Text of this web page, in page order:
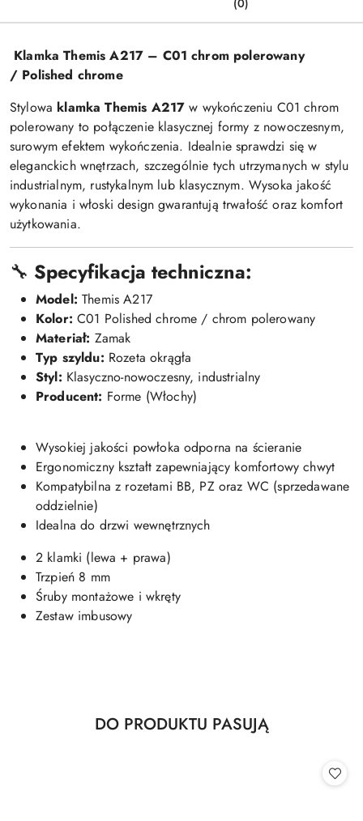
Klamka Themis A217 – C01 chrom polerowany
/ Polished chrome
Stylowa klamka Themis A217 w wykończeniu C01 chrom
polerowany to połączenie klasycznej formy z nowoczesnym,
surowym efektem wykończenia. Idealnie sprawdzi się w
eleganckich wnętrzach, szczególnie tych utrzymanych w stylu
industrialnym, rustykalnym lub klasycznym. Wysoka jakość
wykonania i włoski design gwarantują trwałość oraz komfort
użytkowania.
🔧 Specyfikacja techniczna:
Model: Themis A217
Kolor: C01 Polished chrome / chrom polerowany
Materiał: Zamak
Typ szyldu: Rozeta okrągła
Styl: Klasyczno-nowoczesny, industrialny
Producent: Forme (Włochy)
Wysokiej jakości powłoka odporna na ścieranie
Ergonomiczny kształt zapewniający komfortowy chwyt
Kompatybilna z rozetami BB, PZ oraz WC (sprzedawane
oddzielnie)
Idealna do drzwi wewnętrznych
2 klamki (lewa + prawa)
Trzpień 8 mm
Śruby montażowe i wkręty
Zestaw imbusowy
Pomiń karuzelę produktów
Produkty
DO PRODUKTU PASUJĄ